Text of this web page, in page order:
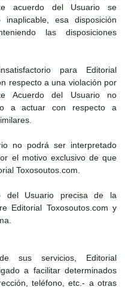
acuerdo del Usuario se
esa disposición
las disposiciones
para Editorial
respecto a una violación por
Acuerdo del Usuario no
a actuar con respecto a
no podrá ser interpretado
el motivo exclusivo de que
Toxosoutos.com.
del Usuario precisa de la
Editorial Toxosoutos.com y
sus servicios, Editorial
a facilitar determinados
teléfono, etc.- a otras